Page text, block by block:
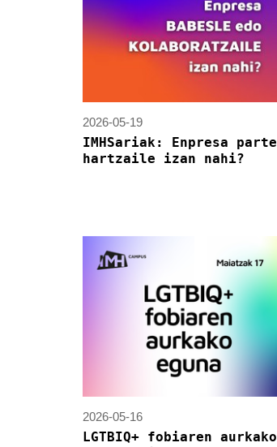
2026-05-19
IMHSariak: Enpresa parte
hartzaile izan nahi?
2026-05-16
LGTBIQ+ fobiaren aurkako